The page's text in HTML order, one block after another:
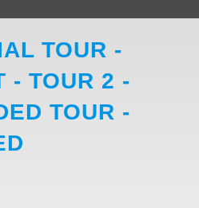
TOUR -
- TOUR 2 -
TOUR -